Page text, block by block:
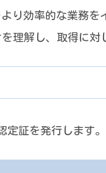
り効率的な業務を
理解し、取得に対
定証を発行します。